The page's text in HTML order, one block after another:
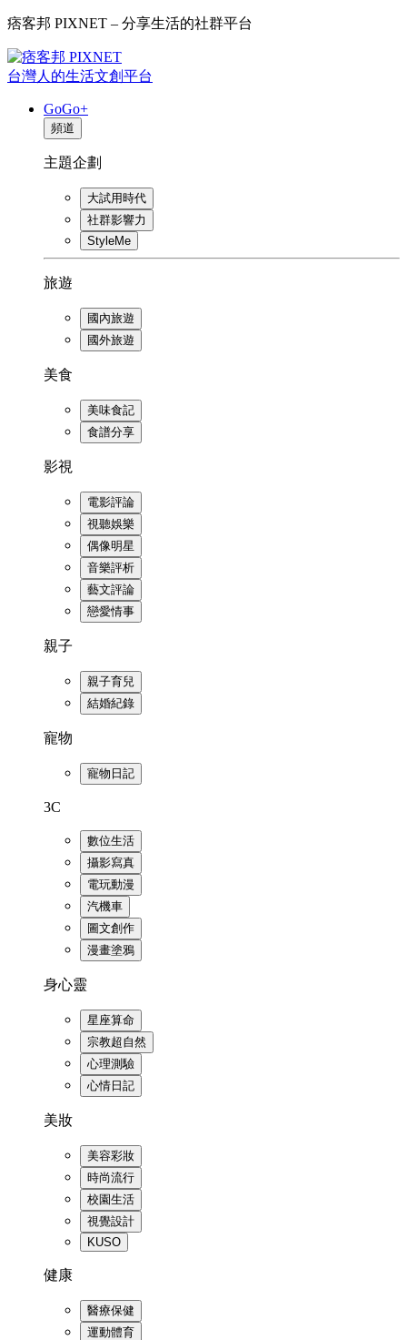
痞客邦 PIXNET – 分享生活的社群平台
台灣人的生活文創平台
GoGo+
頻道
主題企劃
大試用時代
社群影響力
StyleMe
旅遊
國內旅遊
國外旅遊
美食
美味食記
食譜分享
影視
電影評論
視聽娛樂
偶像明星
音樂評析
藝文評論
戀愛情事
親子
親子育兒
結婚紀錄
寵物
寵物日記
3C
數位生活
攝影寫真
電玩動漫
汽機車
圖文創作
漫畫塗鴉
身心靈
星座算命
宗教超自然
心理測驗
心情日記
美妝
美容彩妝
時尚流行
校園生活
視覺設計
KUSO
健康
醫療保健
運動體育